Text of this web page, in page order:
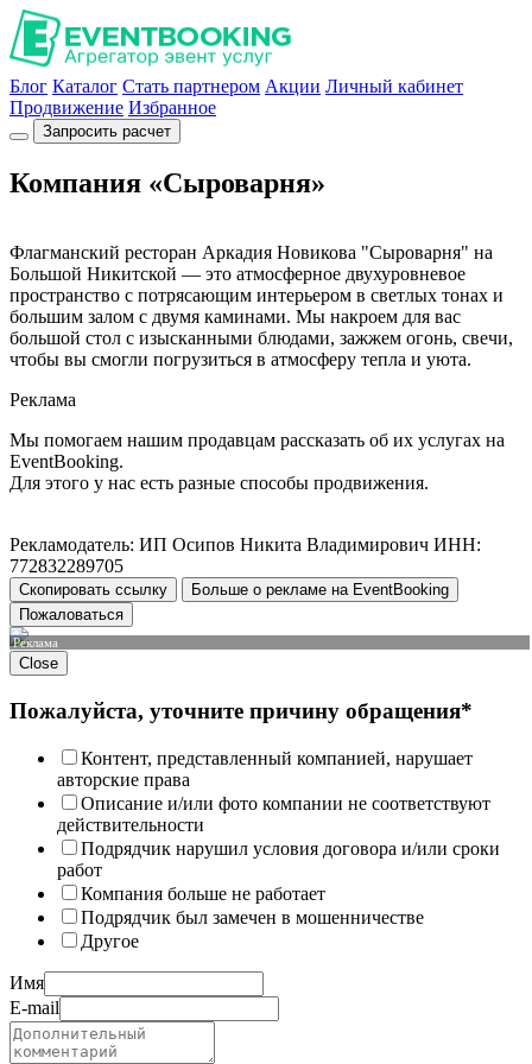
Блог Каталог Стать партнером Акции Личный кабинет
Продвижение Избранное
Запросить расчет
Компания «Сыроварня»
Флагманский ресторан Аркадия Новикова "Сыроварня" на
Большой Никитской — это атмосферное двухуровневое
пространство с потрясающим интерьером в светлых тонах и
большим залом с двумя каминами. Мы накроем для вас
большой стол с изысканными блюдами, зажжем огонь, свечи,
чтобы вы смогли погрузиться в атмосферу тепла и уюта.
Реклама
Мы помогаем нашим продавцам рассказать об их услугах на
EventBooking.
Для этого у нас есть разные способы продвижения.
Рекламодатель: ИП Осипов Никита Владимирович ИНН:
772832289705
Скопировать ссылку
Больше о рекламе на EventBooking
Пожаловаться
Реклама
Close
Пожалуйста, уточните причину обращения*
Контент, представленный компанией, нарушает
авторские права
Описание и/или фото компании не соответствуют
действительности
Подрядчик нарушил условия договора и/или сроки
работ
Компания больше не работает
Подрядчик был замечен в мошенничестве
Другое
Имя
E-mail